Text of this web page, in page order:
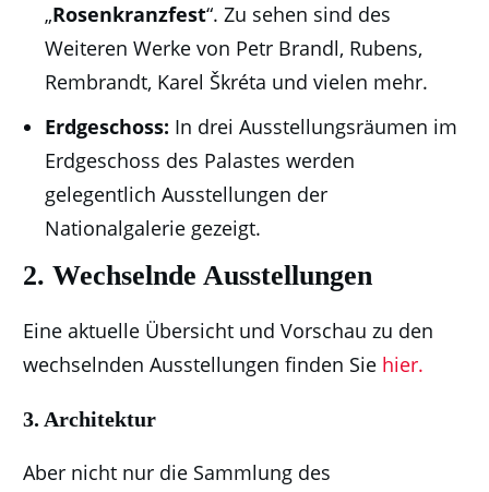
„Rosenkranzfest“. Zu sehen sind des
Weiteren Werke von Petr Brandl, Rubens,
Rembrandt, Karel Škréta und vielen mehr.
Erdgeschoss: In drei Ausstellungsräumen im
Erdgeschoss des Palastes werden
gelegentlich Ausstellungen der
Nationalgalerie gezeigt.
2. Wechselnde Ausstellungen
Eine aktuelle Übersicht und Vorschau zu den
wechselnden Ausstellungen finden Sie hier.
3. Architektur
Aber nicht nur die Sammlung des